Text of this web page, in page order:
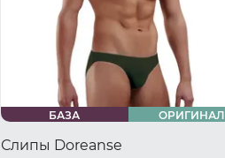
БАЗА ОРИГИНАЛ
Слипы Doreanse